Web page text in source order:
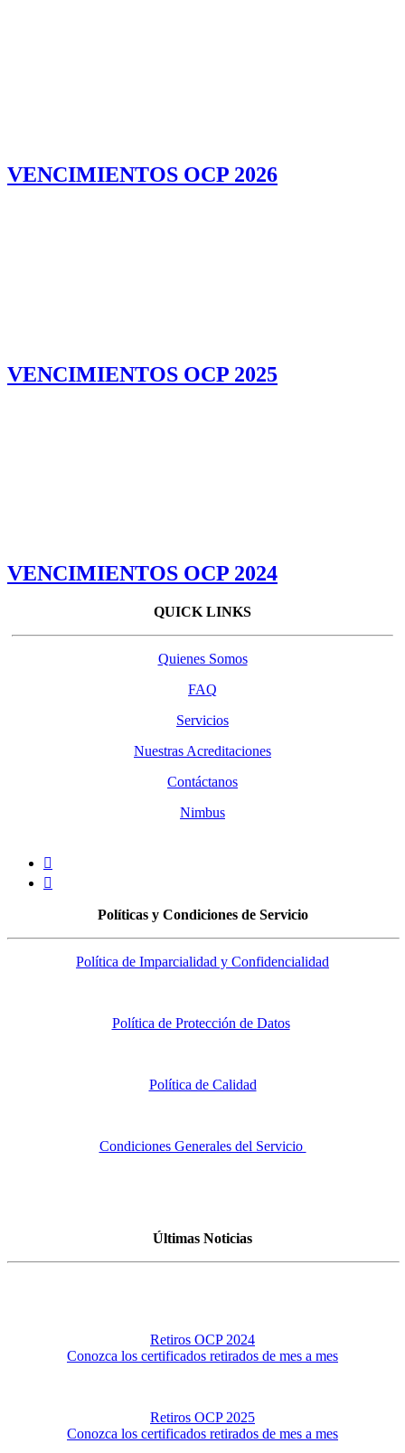
VENCIMIENTOS OCP 2026
VENCIMIENTOS OCP 2025
VENCIMIENTOS OCP 2024
QUICK LINKS
Quienes Somos
FAQ
Servicios
Nuestras Acreditaciones
Contáctanos
Nimbus


Políticas y Condiciones de Servicio
Política de Imparcialidad y Confidencialidad
Política de Protección de Datos
Política de Calidad
Condiciones Generales del Servicio
Últimas Noticias
Retiros OCP 2024
Conozca los certificados retirados de mes a mes
Retiros OCP 2025
Conozca los certificados retirados de mes a mes